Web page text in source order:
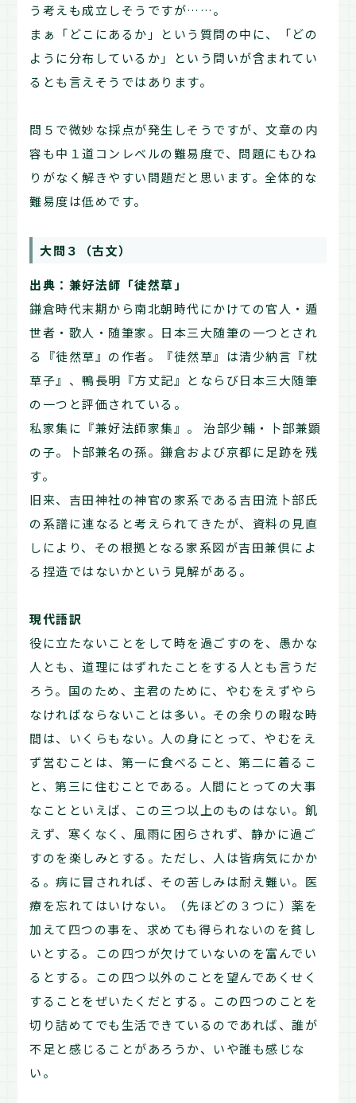
う考えも成立しそうですが……。
まぁ「どこにあるか」という質問の中に、「どの
ように分布しているか」という問いが含まれてい
るとも言えそうではあります。
問５で微妙な採点が発生しそうですが、文章の内
容も中１道コンレベルの難易度で、問題にもひね
りがなく解きやすい問題だと思います。全体的な
難易度は低めです。
大問３（古文）
出典：兼好法師「徒然草」
鎌倉時代末期から南北朝時代にかけての官人・遁
世者・歌人・随筆家。日本三大随筆の一つとされ
る『徒然草』の作者。『徒然草』は清少納言『枕
草子』、鴨長明『方丈記』とならび日本三大随筆
の一つと評価されている。
私家集に『兼好法師家集』。 治部少輔・卜部兼顕
の子。卜部兼名の孫。鎌倉および京都に足跡を残
す。
旧来、吉田神社の神官の家系である吉田流卜部氏
の系譜に連なると考えられてきたが、資料の見直
しにより、その根拠となる家系図が吉田兼倶によ
る捏造ではないかという見解がある。
現代語訳
役に立たないことをして時を過ごすのを、愚かな
人とも、道理にはずれたことをする人とも言うだ
ろう。国のため、主君のために、やむをえずやら
なければならないことは多い。その余りの暇な時
間は、いくらもない。人の身にとって、やむをえ
ず営むことは、第一に食べること、第二に着るこ
と、第三に住むことである。人間にとっての大事
なことといえば、この三つ以上のものはない。飢
えず、寒くなく、風雨に困らされず、静かに過ご
すのを楽しみとする。ただし、人は皆病気にかか
る。病に冒されれば、その苦しみは耐え難い。医
療を忘れてはいけない。（先ほどの３つに）薬を
加えて四つの事を、求めても得られないのを貧し
いとする。この四つが欠けていないのを富んでい
るとする。この四つ以外のことを望んであくせく
することをぜいたくだとする。この四つのことを
切り詰めてでも生活できているのであれば、誰が
不足と感じることがあろうか、いや誰も感じな
い。